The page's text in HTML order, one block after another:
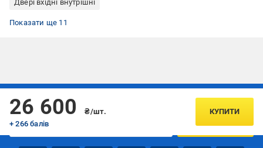
Двері вхідні внутрішні
Показати ще 11
26 600
₴/шт.
+ 266 балів
КУПИТИ
Підписуйтесь, щоб дізнаватись першим про акції та пропозиції
ПІДПИСАТИСЯ